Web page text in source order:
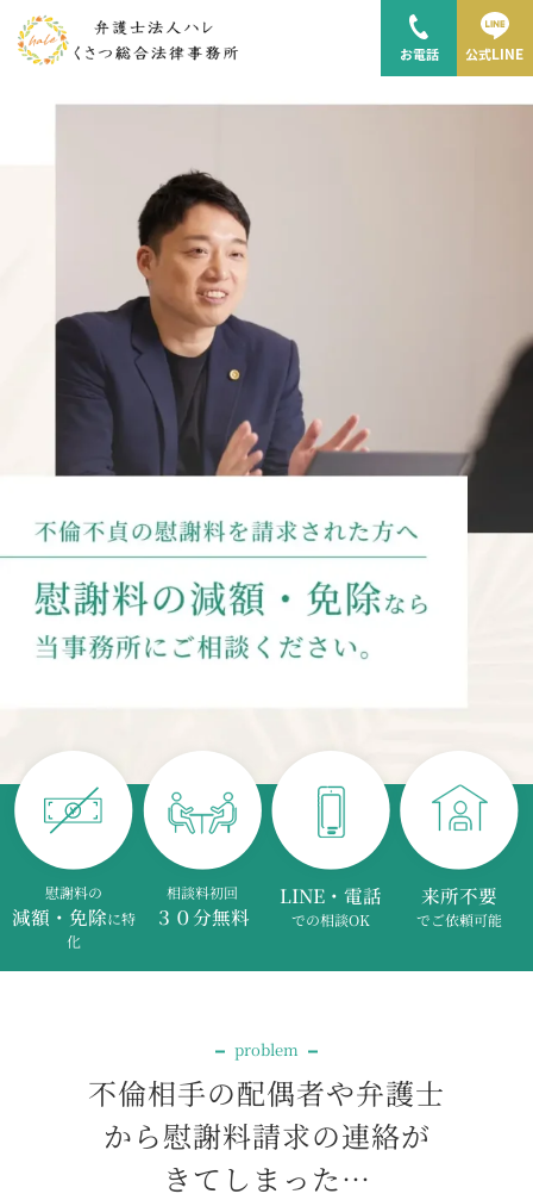
慰謝料の
減額・免除に特
化
相談料初回
３０分無料
LINE・電話
での相談OK
来所不要
でご依頼可能
problem
不倫相手の配偶者や弁護士
から慰謝料請求の連絡が
きてしまった…